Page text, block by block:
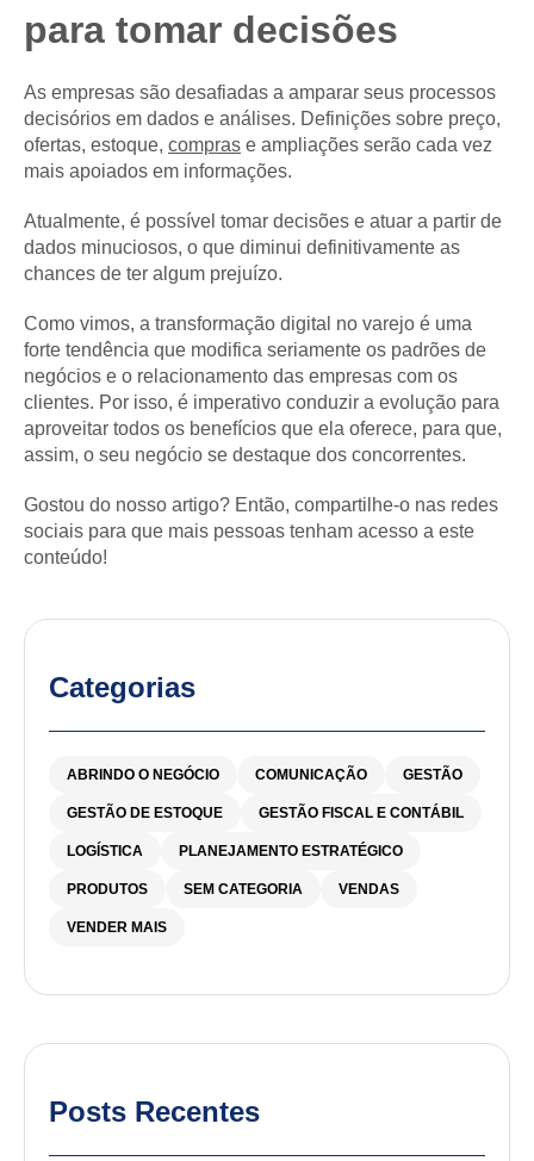
para tomar decisões
As empresas são desafiadas a amparar seus processos
decisórios em dados e análises. Definições sobre preço,
ofertas, estoque, compras e ampliações serão cada vez
mais apoiados em informações.
Atualmente, é possível tomar decisões e atuar a partir de
dados minuciosos, o que diminui definitivamente as
chances de ter algum prejuízo.
Como vimos, a transformação digital no varejo é uma
forte tendência que modifica seriamente os padrões de
negócios e o relacionamento das empresas com os
clientes. Por isso, é imperativo conduzir a evolução para
aproveitar todos os benefícios que ela oferece, para que,
assim, o seu negócio se destaque dos concorrentes.
Gostou do nosso artigo? Então, compartilhe-o nas redes
sociais para que mais pessoas tenham acesso a este
conteúdo!
Categorias
ABRINDO O NEGÓCIO COMUNICAÇÃO GESTÃO
GESTÃO DE ESTOQUE GESTÃO FISCAL E CONTÁBIL
LOGÍSTICA PLANEJAMENTO ESTRATÉGICO
PRODUTOS SEM CATEGORIA VENDAS
VENDER MAIS
Posts Recentes